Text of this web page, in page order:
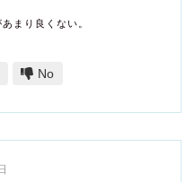
まり良くない。
No